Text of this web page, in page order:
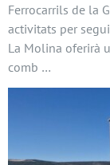
Ferrocarrils de la
activitats per
La Molina oferirà
comb …